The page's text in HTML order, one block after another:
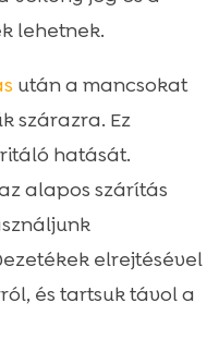
lehetnek.
után a mancsokat
szárazra. Ez
hatását.
alapos szárítás
elrejtésével
és tartsuk távol a